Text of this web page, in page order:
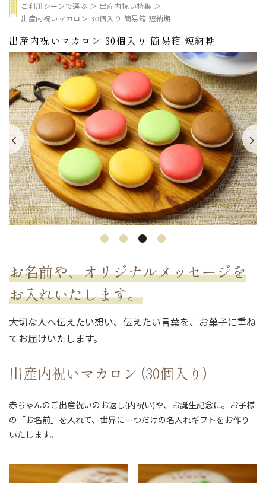
？
退職・異動の挨拶におすすめのお菓子ギ
フト5選
もらっ
失敗し
ご利用シーンで選ぶ
出産内祝い特集
出産内祝いマカロン 30個入り 簡易箱 短納期
出産内祝いマカロン 30個入り 簡易箱 短納期
お名前や、オリジナルメッセージを
お入れいたします。
大切な人へ伝えたい想い、伝えたい言葉を、お菓子に重ね
てお届けいたします。
出産内祝いマカロン (30個入り)
赤ちゃんのご出産祝いのお返し(内祝い)や、お誕生記念に。お子様
の「お名前」を入れて、世界に一つだけの名入れギフトをお作り
いたします。